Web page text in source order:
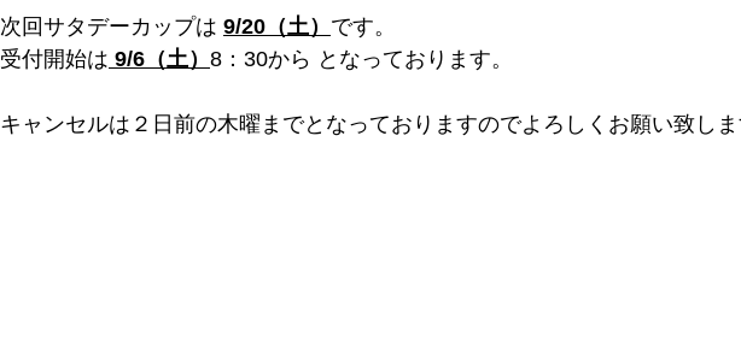
次回サタデーカップは 9/20（土） です。
受付開始は 9/6（土） 8：30から となっております。
キャンセルは２日前の木曜までとなっておりますのでよろしくお願い致し